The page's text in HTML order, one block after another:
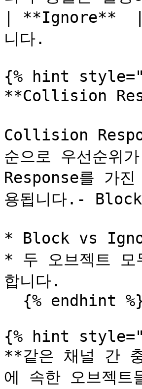
| **Ignore**  |
니다.
{% hint
**Collision
Collision
순으로 우선순위
Response를 가
용됩니다.-
* Block vs
* 두 오브젝트 모
합니다.
{% hint
**같은 채널 간
에 속한 오브젝트